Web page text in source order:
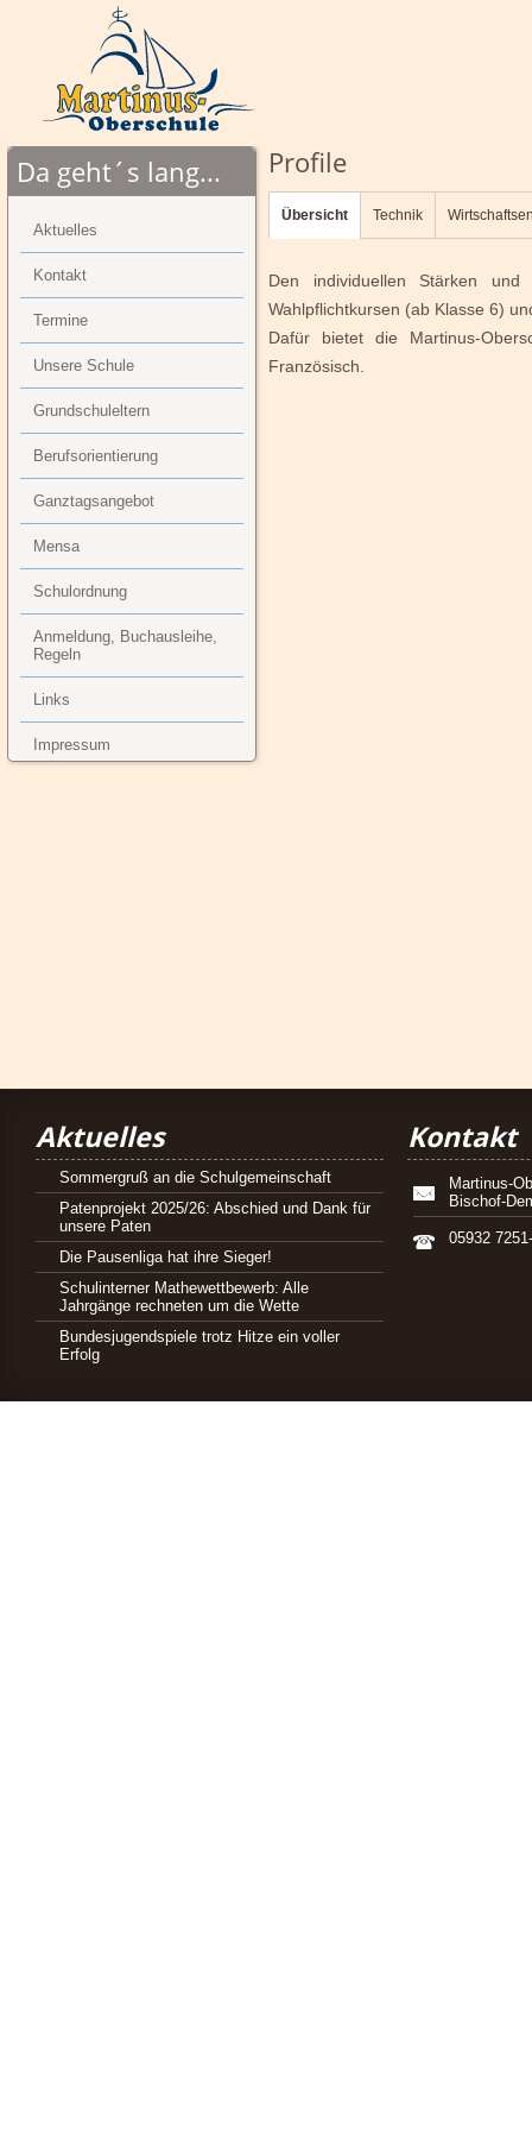
Da geht´s lang...
Aktuelles
Kontakt
Termine
Unsere Schule
Grundschuleltern
Berufsorientierung
Ganztagsangebot
Mensa
Schulordnung
Anmeldung, Buchausleihe,
Regeln
Links
Impressum
Profile
Übersicht Technik
Den individuellen Stärken
Wahlpflichtkursen (ab Klasse 6)
Dafür bietet die Martinus-
Französisch.
Aktuelles
Sommergruß an die Schulgemeinschaft
Patenprojekt 2025/26: Abschied und Dank für
unsere Paten
Die Pausenliga hat ihre Sieger!
Schulinterner Mathewettbewerb: Alle
Jahrgänge rechneten um die Wette
Bundesjugendspiele trotz Hitze ein voller
Erfolg
Kontakt
Martinus-
Bischof-
05932